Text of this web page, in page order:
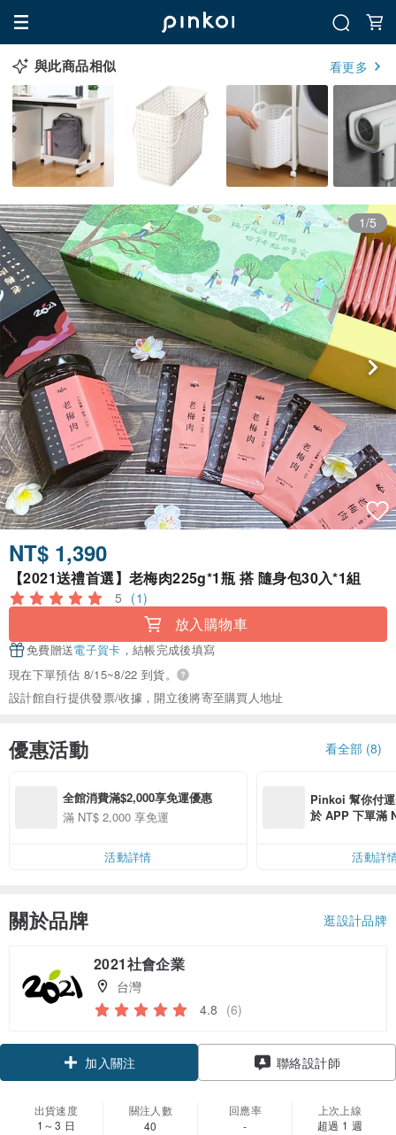
與此商品相似 看更多
1/5
NT$ 1,390
【2021送禮首選】老梅肉225g*1瓶 搭 隨身包30入*1組
5 (1)
放入購物車
免費贈送電子賀卡 ，結帳完成後填寫
現在下單預估 8/15~8/22 到貨。
設計館自行提供發票/收據，開立後將寄至購買人地址
優惠活動 看全部 (8)
全館消費滿$2,000享免運優惠
滿 NT$ 2,000 享免運
活動詳情
Pinkoi 幫你付
於 APP 下單滿
活動詳
關於品牌 逛設計品牌
2021社會企業
台灣
4.8 (6)
加入關注 聯絡設計師
出貨速度
1～3 日
關注人數
40
回應率
-
上次上線
超過 1 週